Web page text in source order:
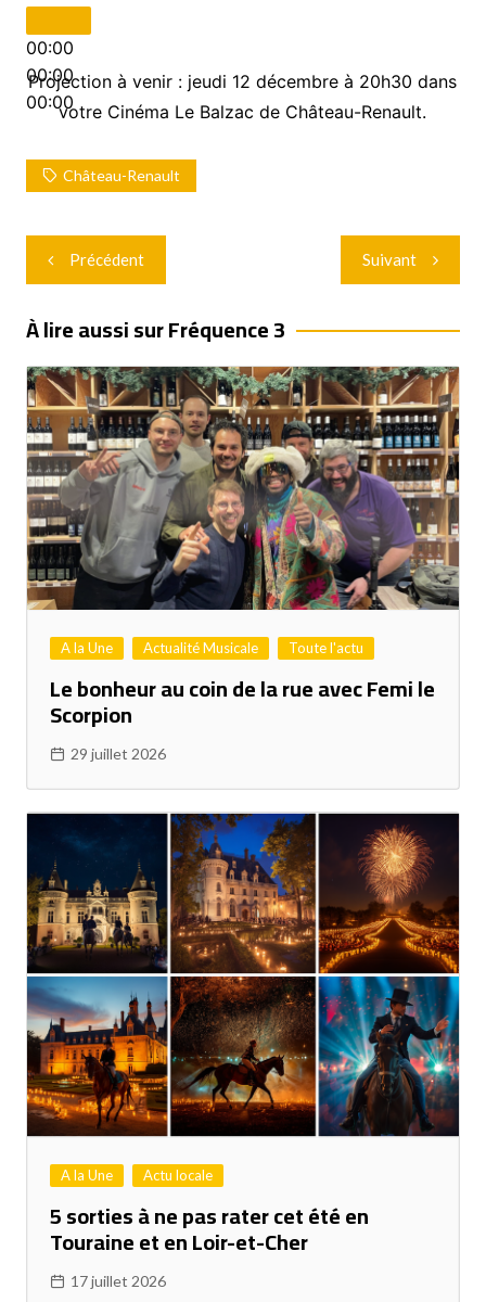
00:00
00:00
00:00
Projection à venir : jeudi 12 décembre à 20h30 dans
votre Cinéma Le Balzac de Château-Renault.
Château-Renault
Navigation
de
l’article
Précédent Suivant
À lire aussi sur Fréquence 3
A la Une Actualité Musicale Toute l'actu
Le bonheur au coin de la rue avec Femi le
Scorpion
29 juillet 2026
A la Une Actu locale
5 sorties à ne pas rater cet été en
Touraine et en Loir-et-Cher
17 juillet 2026